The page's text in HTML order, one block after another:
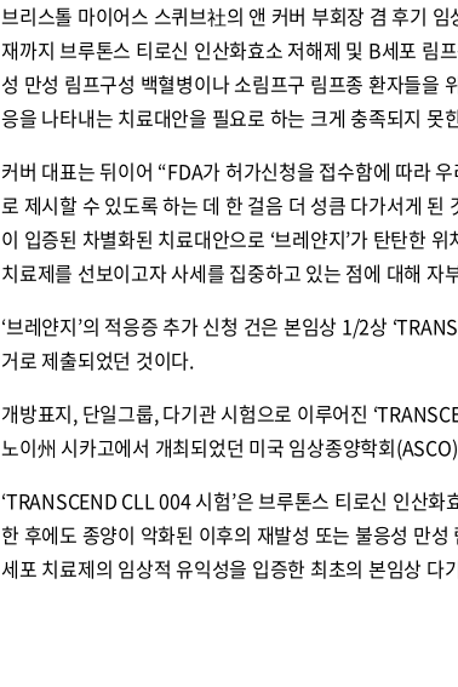
브리스톨 마이어스 스퀴브社의 앤 커버 부회장 겸 후기
재까지 브루톤스 티로신 인산화효소 저해제 및 B세포 림
성 만성 림프구성 백혈병이나 소림프구 림프종 환자들을
응을 나타내는 치료대안을 필요로 하는 크게 충족되지
커버 대표는 뒤이어 “FDA가 허가신청을 접수함에 따라
로 제시할 수 있도록 하는 데 한 걸음 더 성큼 다가서게
이 입증된 차별화된 치료대안으로 ‘브레얀지’가 탄탄한
치료제를 선보이고자 사세를 집중하고 있는 점에 대해 자
‘브레얀지’의 적응증 추가 신청 건은 본임상 1/2상
거로 제출되었던 것이다.
개방표지, 단일그룹, 다기관 시험으로 이루어진
노이州 시카고에서 개최되었던 미국 임상종양학회
‘TRANSCEND CLL 004 시험’은 브루톤스 티로신 인산
한 후에도 종양이 악화된 이후의 재발성 또는 불응성 만
세포 치료제의 임상적 유익성을 입증한 최초의 본임상 다